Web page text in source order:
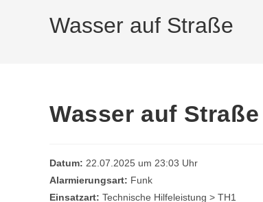
Wasser auf Straße
Wasser auf Straße
Datum: 22.07.2025 um 23:03 Uhr
Alarmierungsart: Funk
Einsatzart: Technische Hilfeleistung > TH1